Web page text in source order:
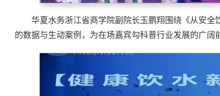
华夏水务浙江省商学院副院长玉鹏翔围绕《从安
的数据与生动案例，为在场嘉宾勾科普行业发展的广阔